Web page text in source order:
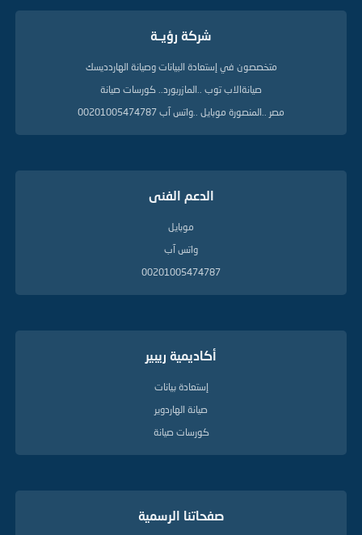
شركة رؤيــة
متخصصون في إستعادة البيانات وصيانة الهاردديسك
صيانةالاب توب ..المازربورد.. كورسات صيانة
مصر ..المنصورة موبايل ..واتس آب 00201005474787
الدعم الفنى
موبايل
واتس آب
00201005474787
أكاديمية ريبير
إستعادة بيانات
صيانة الهاردوير
كورسات صيانة
صفحاتنا الرسمية